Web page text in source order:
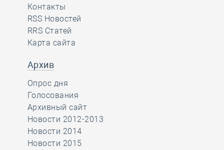
Контакты
RSS Новостей
RRS Статей
Карта сайта
Архив
Опрос дня
Голосования
Архивный сайт
Новости 2012-2013
Новости 2014
Новости 2015